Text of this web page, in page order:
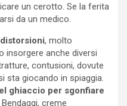
un cerotto. Se la ferita
da un medico.
, molto
insorgere anche diversi
contusioni, dovute
sta giocando in spiaggia.
ghiaccio per sgonfiare
Bendaggi, creme